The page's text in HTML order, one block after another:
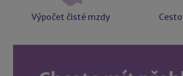
Výpočet čisté mzdy